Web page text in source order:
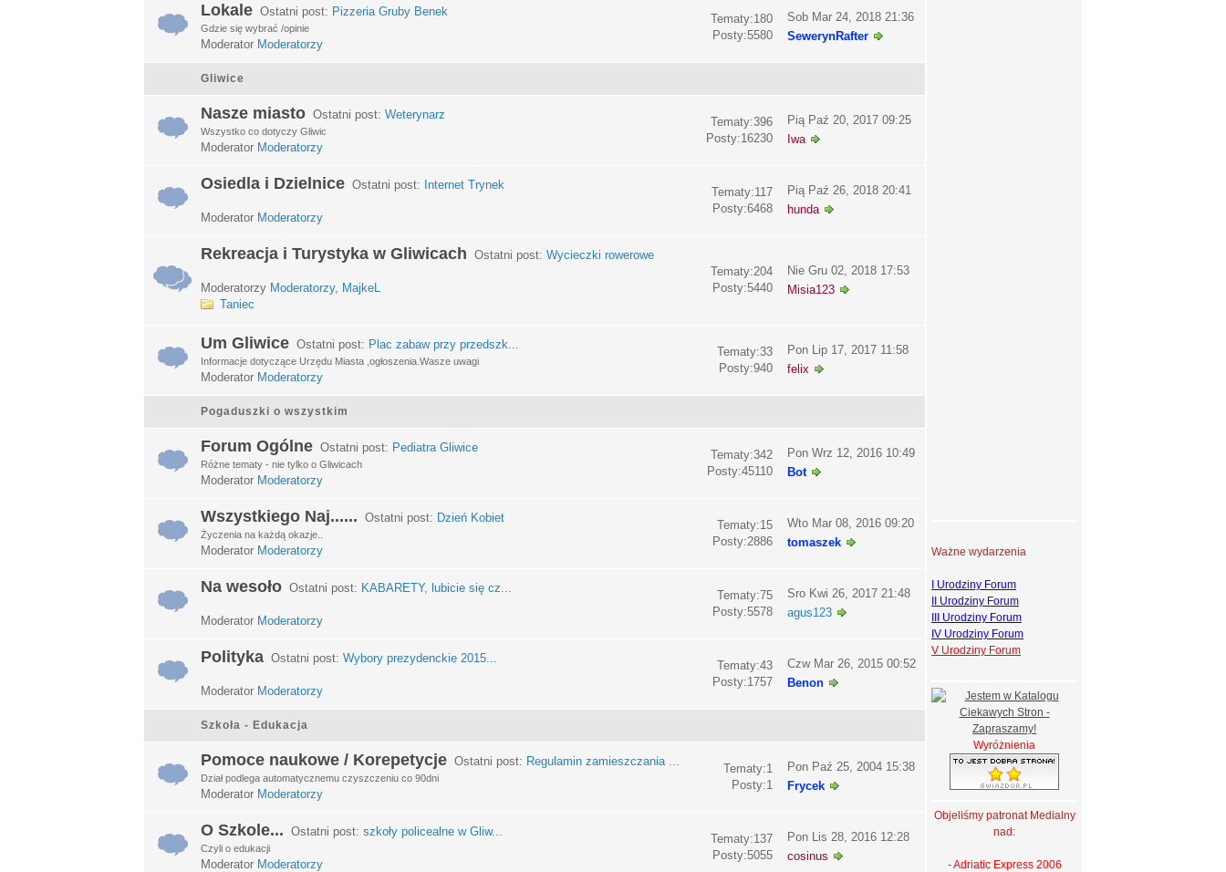
Lokale Ostatni post: Pizzeria Gruby Benek
Gdzie się wybrać /opinie
Moderator Moderatorzy
Tematy:180
Posty:5580
Sob Mar 24, 2018 21:36
SewerynRafter
Gliwice
Nasze miasto Ostatni post: Weterynarz
Wszystko co dotyczy Gliwic
Moderator Moderatorzy
Tematy:396
Posty:16230
Pią Paź 20, 2017 09:25
Iwa
Osiedla i Dzielnice Ostatni post: Internet Trynek
Moderator Moderatorzy
Tematy:117
Posty:6468
Pią Paź 26, 2018 20:41
hunda
Rekreacja i Turystyka w Gliwicach Ostatni post: Wycieczki rowerowe
Moderatorzy Moderatorzy, MajkeL
Taniec
Tematy:204
Posty:5440
Nie Gru 02, 2018 17:53
Misia123
Um Gliwice Ostatni post: Plac zabaw przy przedszk...
Informacje dotyczące Urzędu Miasta ,ogłoszenia.Wasze uwagi
Moderator Moderatorzy
Tematy:33
Posty:940
Pon Lip 17, 2017 11:58
felix
Pogaduszki o wszystkim
Forum Ogólne Ostatni post: Pediatra Gliwice
Różne tematy - nie tylko o Gliwicach
Moderator Moderatorzy
Tematy:342
Posty:45110
Pon Wrz 12, 2016 10:49
Bot
Wszystkiego Naj...... Ostatni post: Dzień Kobiet
Życzenia na każdą okazje..
Moderator Moderatorzy
Tematy:15
Posty:2886
Wto Mar 08, 2016 09:20
tomaszek
Na wesoło Ostatni post: KABARETY, lubicie się cz...
Moderator Moderatorzy
Tematy:75
Posty:5578
Sro Kwi 26, 2017 21:48
agus123
Polityka Ostatni post: Wybory prezydenckie 2015...
Moderator Moderatorzy
Tematy:43
Posty:1757
Czw Mar 26, 2015 00:52
Benon
Szkoła - Edukacja
Pomoce naukowe / Korepetycje Ostatni post: Regulamin zamieszczania ...
Dział podlega automatycznemu czyszczeniu co 90dni
Moderator Moderatorzy
Tematy:1
Posty:1
Pon Paź 25, 2004 15:38
Frycek
O Szkole... Ostatni post: szkoły policealne w Gliw...
Czyli o edukacji
Moderator Moderatorzy
Tematy:137
Posty:5055
Pon Lis 28, 2016 12:28
cosinus
Ważne wydarzenia
I Urodziny Forum
II Urodziny Forum
III Urodziny Forum
IV Urodziny Forum
V Urodziny Forum
Wyróżnienia
Objeliśmy patronat Medialny
nad:
- Adriatic Express 2006